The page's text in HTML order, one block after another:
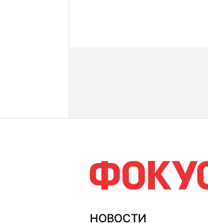
НОВОСТИ